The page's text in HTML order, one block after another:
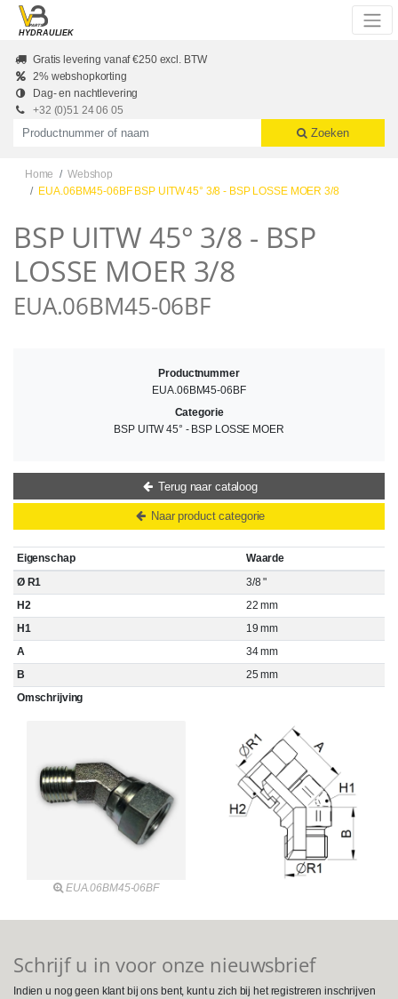
Skip to main content
HYDRAULIEK
Gratis levering vanaf €250 excl. BTW
2% webshopkorting
Dag- en nachtlevering
+32 (0)51 24 06 05
Productnummer of naam
Zoeken
Home
Webshop
EUA.06BM45-06BF BSP UITW 45° 3/8 - BSP LOSSE MOER 3/8
BSP UITW 45° 3/8 - BSP
LOSSE MOER 3/8
EUA.06BM45-06BF
Eigenschap
Waarde
Ø R1
3/8 "
H2
22 mm
H1
19 mm
A
34 mm
B
25 mm
Omschrijving
EUA.06BM45-06BF
Productnummer
EUA.06BM45-06BF
Categorie
BSP UITW 45° - BSP LOSSE MOER
Terug naar cataloog
Naar product categorie
Schrijf u in voor onze nieuwsbrief
Indien u nog geen klant bij ons bent, kunt u zich bij het registreren inschrijven